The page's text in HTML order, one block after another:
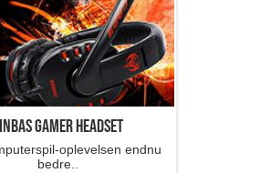
Gamer headset
oplevelsen endnu
bedre..